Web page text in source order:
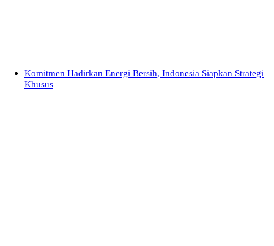
Komitmen Hadirkan Energi Bersih, Indonesia Siapkan Strategi
Khusus